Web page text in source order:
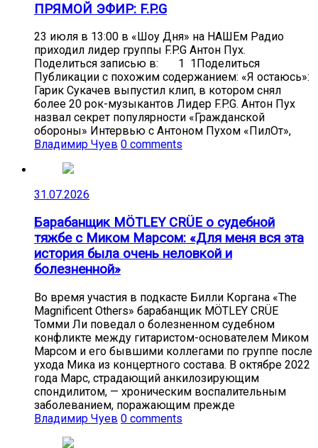
ПРЯМОЙ ЭФИР: F.P.G
23 июля в 13:00 в «Шоу Дня» на НАШЕм Радио
приходил лидер группы F.P.G Антон Пух.
Поделиться записью в: 1 1Поделиться
Публикации с похожим содержанием: «Я остаюсь»:
Гарик Сукачев выпустил клип, в котором снял
более 20 рок-музыкантов Лидер F.P.G. Антон Пух
назвал секрет популярности «Гражданской
обороны» Интервью с Антоном Пухом «ПилОт»,
Владимир Чуев 0 comments
31.07.2026
Барабанщик MÖTLEY CRÜE о судебной
тяжбе с Миком Марсом: «Для меня вся эта
история была очень неловкой и
болезненной»
Во время участия в подкасте Билли Коргана «The
Magnificent Others» барабанщик MÖTLEY CRÜE
Томми Ли поведал о болезненном судебном
конфликте между гитаристом-основателем Миком
Марсом и его бывшими коллегами по группе после
ухода Мика из концертного состава. В октябре 2022
года Марс, страдающий анкилозирующим
спондилитом, — хроническим воспалительным
заболеванием, поражающим прежде
Владимир Чуев 0 comments